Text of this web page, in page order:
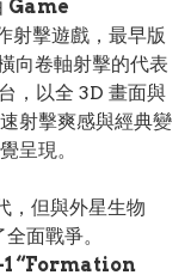
Game
射擊遊戲，最早版
向卷軸射擊的代表
，以全 3D 畫面與
射擊爽感與經典變
呈現。
，但與外星生物
面戰爭。
1 “Formation